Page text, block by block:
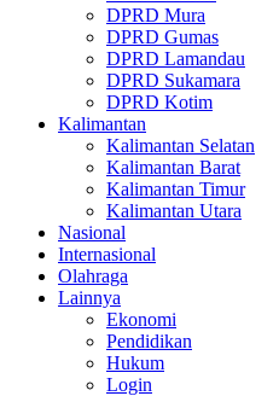
DPRD Mura
DPRD Gumas
DPRD Lamandau
DPRD Sukamara
DPRD Kotim
Kalimantan
Kalimantan Selatan
Kalimantan Barat
Kalimantan Timur
Kalimantan Utara
Nasional
Internasional
Olahraga
Lainnya
Ekonomi
Pendidikan
Hukum
Login